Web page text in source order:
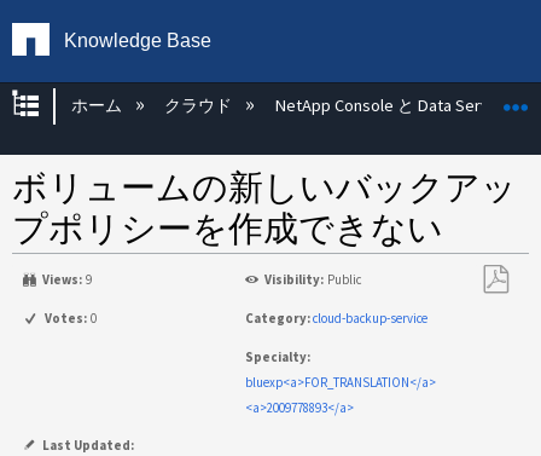
Knowledge Base
グローバル階層を展開/折りたたむ
ホーム クラウド NetApp Console と Data Services
ボリュームの新しいバックアッ
プポリシーを作成できない
Views: 9 Visibility: Public
Votes: 0 Category:cloud-backup-service
Specialty:
bluexp<a>FOR_TRANSLATION</a>
<a>2009778893</a>
Last Updated: